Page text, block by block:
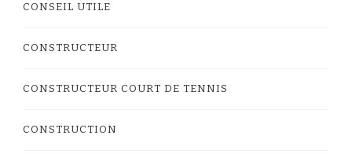
CONSEIL UTILE
CONSTRUCTEUR
CONSTRUCTEUR COURT DE TENNIS
CONSTRUCTION